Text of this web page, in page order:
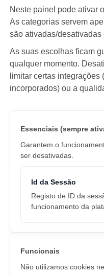
Neste painel pode ativar
As categorias servem
são ativadas/desativadas
As suas escolhas ficam
qualquer momento.
limitar certas integrações
incorporados) ou a
Essenciais (sempre
Garantem o
ser desativadas.
Id da Sessão
Registo de ID da
funcionamento da
Funcionais
Não utilizamos cookies